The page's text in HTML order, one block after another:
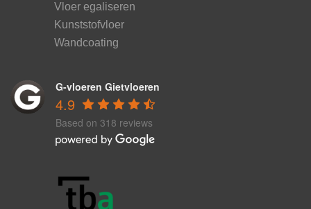
Vloer egaliseren
Kunststofvloer
Wandcoating
G-vloeren Gietvloeren
4.9
Based on 318 reviews